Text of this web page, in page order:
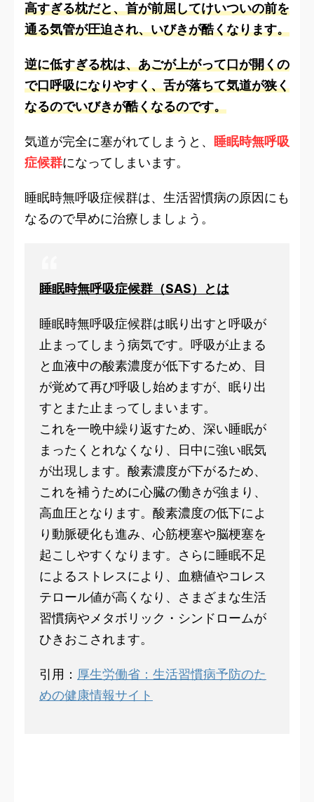
高すぎる枕だと、首が前屈してけいついの前を
通る気管が圧迫され、いびきが酷くなります。
逆に低すぎる枕は、あごが上がって口が開くの
で口呼吸になりやすく、舌が落ちて気道が狭く
なるのでいびきが酷くなるのです。
気道が完全に塞がれてしまうと、 睡眠時無呼吸
症候群になってしまいます。
睡眠時無呼吸症候群は、生活習慣病の原因にも
なるので早めに治療しましょう。
睡眠時無呼吸症候群（SAS）とは
睡眠時無呼吸症候群は眠り出すと呼吸が
止まってしまう病気です。呼吸が止まる
と血液中の酸素濃度が低下するため、目
が覚めて再び呼吸し始めますが、眠り出
すとまた止まってしまいます。
これを一晩中繰り返すため、深い睡眠が
まったくとれなくなり、日中に強い眠気
が出現します。酸素濃度が下がるため、
これを補うために心臓の働きが強まり、
高血圧となります。酸素濃度の低下によ
り動脈硬化も進み、心筋梗塞や脳梗塞を
起こしやすくなります。さらに睡眠不足
によるストレスにより、血糖値やコレス
テロール値が高くなり、さまざまな生活
習慣病やメタボリック・シンドロームが
ひきおこされます。
引用： 厚生労働省：生活習慣病予防のた
めの健康情報サイト